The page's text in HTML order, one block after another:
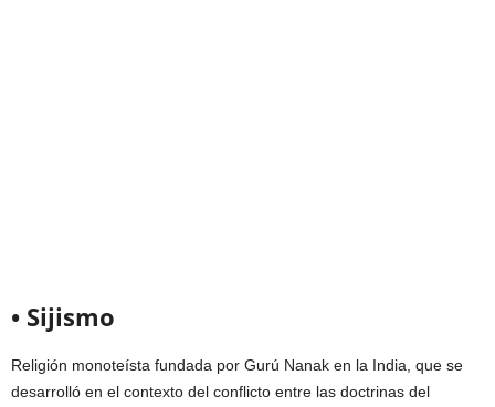
• Sijismo
Religión monoteísta fundada por Gurú Nanak en la India, que se
desarrolló en el contexto del conflicto entre las doctrinas del